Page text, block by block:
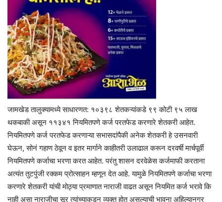
जामखेड तालुक्यामध्ये साधारणत: १०३९८ शेतकऱ्यांकडे ९९ कोटी ९५ लाख
थकबाकी असून ११३४१ नियमितपणे कर्ज परतफेड करणारे शेतकरी आहेत.
नियमितपणे कर्ज परतफेड करणाऱ्या सभासदांपैकी अनेक शेतकरी हे उसनवारी
घेऊन, सोनं गहाण ठेवून व इतर मार्गाने काहीतरी उलाढाल करून दरवर्षी मार्चपूर्वी
नियमितपणे कर्जाचा भरणा करत आहेत. परंतु शासन दरवेळेस कर्जमाफी करताना
अत्यंत तुटपुंजी रक्कम प्रोत्साहन म्हणून देत आहे. यामुळे नियमितपणे कर्जाचा भरणा
करणारे शेतकरी यांची मोठ्या प्रमाणात नाराजी वाढत असून नियमित कर्ज भरावे कि
नाही असा नाराजीचा सूर त्यांच्याकडून व्यक्त होत असल्याची भावना अहिल्यानगर